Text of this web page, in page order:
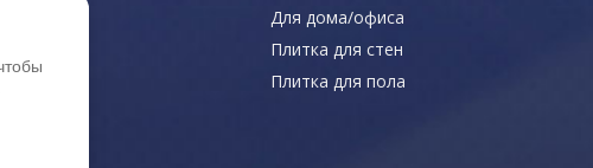
Для дома/офиса
Плитка для стен
Плитка для пола